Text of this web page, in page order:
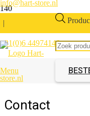
info@hart-store.nl
|
+31(0)6 44974146
Menu
Deurbeslag
Artikelnummer:
Contact